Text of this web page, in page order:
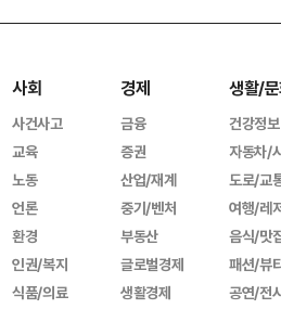
사회
사건사고
교육
노동
언론
환경
인권/복지
식품/의료
경제
금융
증권
산업/재계
중기/벤처
부동산
글로벌경제
생활경제
생활/
건강정보
자동차/
도로/교
여행/레
음식/맛
패션/뷰
공연/전